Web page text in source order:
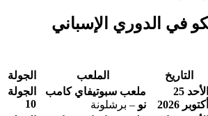
في الدوري الإسباني
التاريخ الملعب
الجولة
الأحد 25
أكتوبر 2026
ملعب سبوتيفاي كامب
نو – برشلونة
الجولة
10